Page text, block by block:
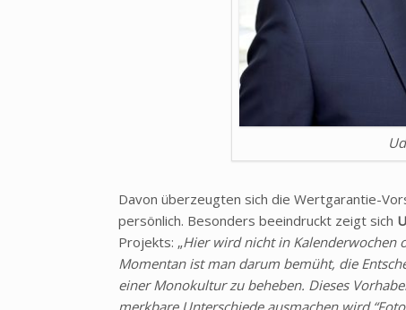
Davon überzeugten sich die Wertgarantie-
persönlich. Besonders beeindruckt zeigt sich
Projekts: „Hier wird nicht in Kalenderwochen
Momentan ist man darum bemüht, die
einer Monokultur zu beheben. Dieses